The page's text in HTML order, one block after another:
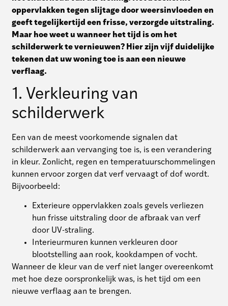
oppervlakken tegen slijtage door weersinvloeden en
geeft tegelijkertijd een frisse, verzorgde uitstraling.
Maar hoe weet u wanneer het tijd is om het
schilderwerk te vernieuwen? Hier zijn vijf duidelijke
tekenen dat uw woning toe is aan een nieuwe
verflaag.
1. Verkleuring van
schilderwerk
Een van de meest voorkomende signalen dat
schilderwerk aan vervanging toe is, is een verandering
in kleur. Zonlicht, regen en temperatuurschommelingen
kunnen ervoor zorgen dat verf vervaagt of dof wordt.
Bijvoorbeeld:
Exterieure oppervlakken zoals gevels verliezen
hun frisse uitstraling door de afbraak van verf
door UV-straling.
Interieurmuren kunnen verkleuren door
blootstelling aan rook, kookdampen of vocht.
Wanneer de kleur van de verf niet langer overeenkomt
met hoe deze oorspronkelijk was, is het tijd om een
nieuwe verflaag aan te brengen.